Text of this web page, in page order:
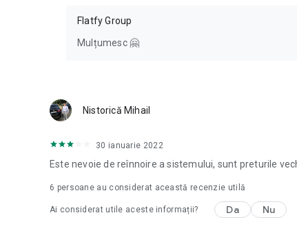
Flatfy Group
Mulțumesc 🤗
Nistorică Mihail
30 ianuarie 2022
Este nevoie de reînnoire a sistemului, sunt preturile
6 persoane au considerat această recenzie utilă
Ai considerat utile aceste informații? Da Nu